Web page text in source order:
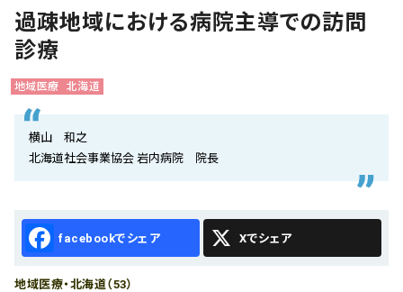
健康川柳
DRP医療情報館とは?
会社概要
お知らせ
過疎地域における病院主導での訪問
診療
地域医療 北海道
横山 和之
北海道社会事業協会 岩内病院 院長
Facebook X
地域医療・北海道（53）